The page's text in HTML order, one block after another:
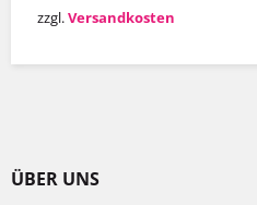
zzgl.Versandkosten
ÜBER UNS